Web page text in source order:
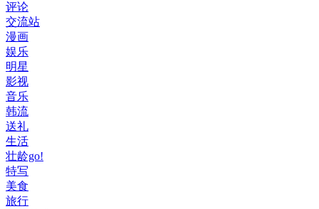
评论
交流站
漫画
娱乐
明星
影视
音乐
韩流
送礼
生活
壮龄go!
特写
美食
旅行